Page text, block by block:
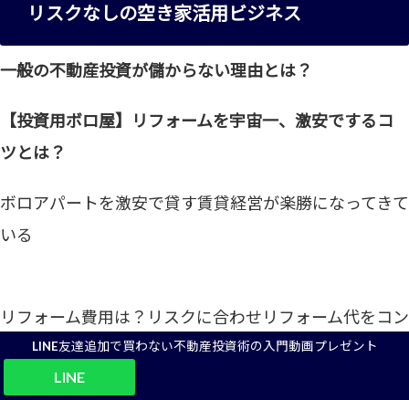
LINE友達追加で買わない不動産投資術の入門動画プレゼント
LINE
リスクなしの空き家活用ビジネス
一般の不動産投資が儲からない理由とは？
【投資用ボロ屋】リフォームを宇宙一、激安でするコ
ツとは？
ボロアパートを激安で貸す賃貸経営が楽勝になってきて
いる
リフォーム費用は？リスクに合わせリフォーム代をコン
トロールできる廃墟不動産投資の魅力とは？